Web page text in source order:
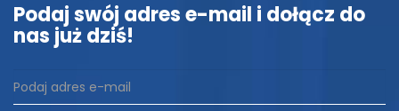
Podaj swój adres e-mail i dołącz do
nas już dziś!